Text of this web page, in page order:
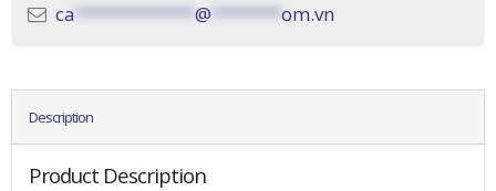
ca
@ om.vn
Description
Product Description